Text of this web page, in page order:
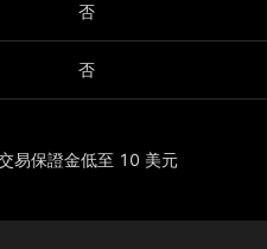
否
否
易保證金低至 10 美元